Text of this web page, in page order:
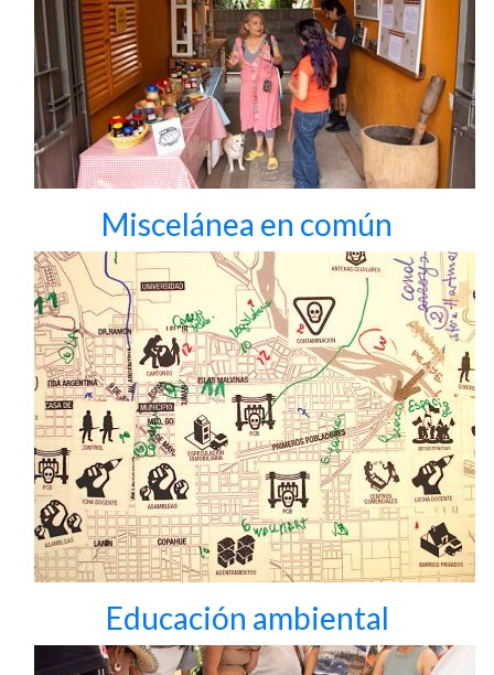
Miscelánea en común
Educación ambiental